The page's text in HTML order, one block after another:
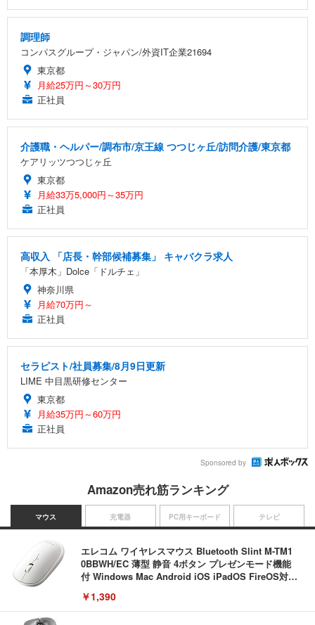
調理師
コンパスグループ・ジャパン/外資IT企業21694
東京都
月給25万円～30万円
正社員
介護職・ヘルパー/調布市/京王線 つつじヶ丘/訪問介護/東京都
ケアリッツつつじヶ丘
東京都
月給33万5,000円～35万円
正社員
高収入 「店長・幹部候補募集」 キャバクラ求人
「本厚木」Dolce「ドルチェ」
神奈川県
月給70万円～
正社員
セラピスト/社員募集/8月9日更新
LIME 中目黒研修センター
東京都
月給35万円～60万円
正社員
Sponsored by
Amazon売れ筋ランキング
マウス
エレコム ワイヤレスマウス Bluetooth Slint M-TM1
0BBWH/EC 薄型 静音 4ボタン プレゼンモード機能
付 Windows Mac Android iOS iPadOS FireOS対応
￥1,390
充電器 PC用キーボード テレビ